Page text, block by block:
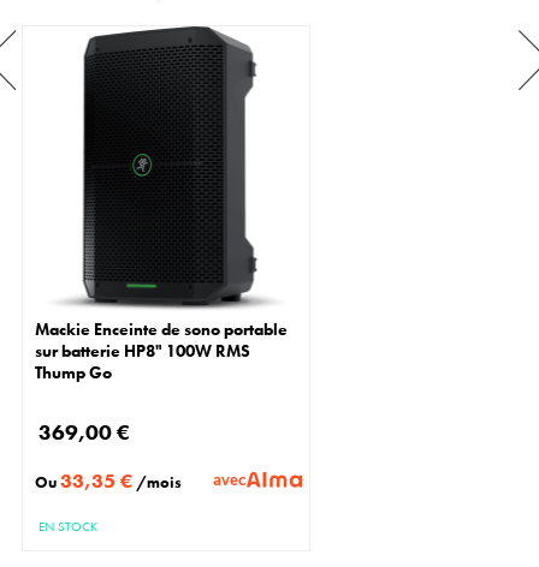
Mackie Enceinte de sono portable
sur batterie HP8" 100W RMS
Thump Go
369,00 €
Ou33,35 € /mois avec
EN STOCK